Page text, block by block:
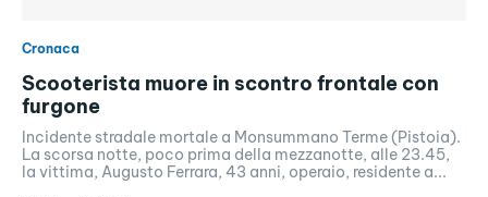
Cronaca
Scooterista muore in scontro frontale con
furgone
Incidente stradale mortale a Monsummano Terme (Pistoia).
La scorsa notte, poco prima della mezzanotte, alle 23.45,
la vittima, Augusto Ferrara, 43 anni, operaio, residente a...